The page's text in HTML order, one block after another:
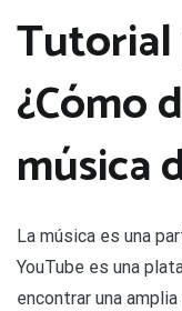
Tutorial
¿Cómo
música
La música es una
YouTube es una
encontrar una